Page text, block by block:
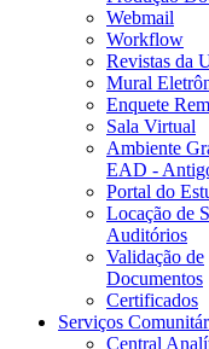
Webmail
Workflow
Revistas da
Mural
Enquete
Sala Virtual
Ambiente
EAD -
Portal do
Locação de
Auditórios
Validação de
Documentos
Certificados
Serviços
Central